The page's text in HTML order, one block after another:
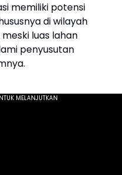
memiliki potensi
di wilayah
luas lahan
penyusutan